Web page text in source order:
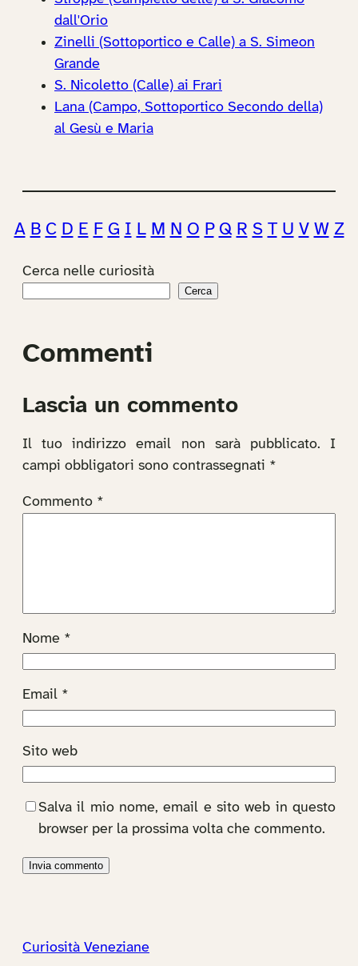
dall'Orio
Zinelli (Sottoportico e Calle) a S. Simeon
Grande
S. Nicoletto (Calle) ai Frari
Lana (Campo, Sottoportico Secondo della)
al Gesù e Maria
A B C D E F G I L M N O P Q R S T U V W Z
Cerca nelle curiosità
Cerca
Commenti
Lascia un commento
Il tuo indirizzo email non sarà pubblicato.
I
campi obbligatori sono contrassegnati *
Commento *
Nome *
Email *
Sito web
Salva il mio nome, email e sito web in questo
browser per la prossima volta che commento.
Curiosità Veneziane